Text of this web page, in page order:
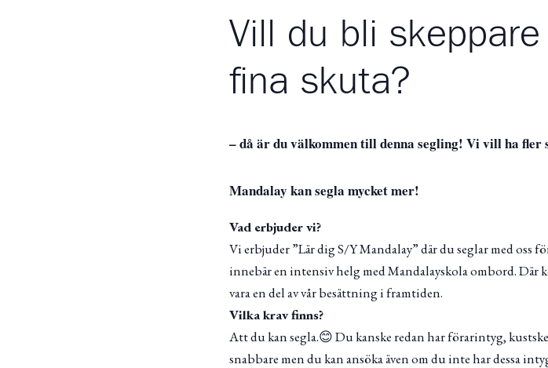
Vill du bli
fina skuta?
– då är du välkommen till denna segling! Vi vill ha fler
Mandalay kan segla mycket mer!
Vad erbjuder vi?
Vi erbjuder ”Lär dig S/Y Mandalay” där du seglar med oss
innebär en intensiv helg med Mandalayskola ombord. Där
vara en del av vår besättning i framtiden.
Vilka krav finns?
Att du kan segla.😊 Du kanske redan har förarintyg,
snabbare men du kan ansöka även om du inte har dessa